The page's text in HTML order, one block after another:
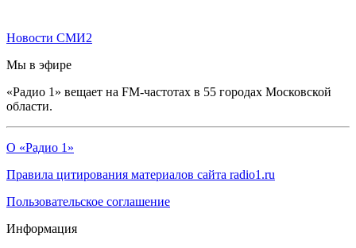
Новости СМИ2
Мы в эфире
«Радио 1» вещает на FM-частотах в 55 городах Московской
области.
О «Радио 1»
Правила цитирования материалов сайта radio1.ru
Пользовательское соглашение
Информация